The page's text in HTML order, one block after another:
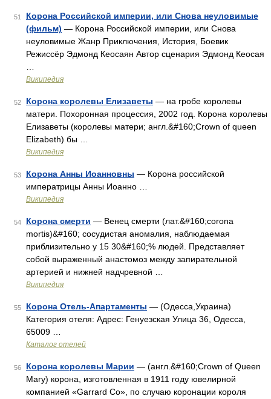
51
Корона Российской империи, или Снова неуловимые
(фильм) — Корона Российской империи, или Снова
неуловимые Жанр Приключения, История, Боевик
Режиссёр Эдмонд Кеосаян Автор сценария Эдмонд Кеосая
Википедия
52 Корона королевы Елизаветы — на гробе королевы
матери. Похоронная процессия, 2002 год. Корона королевы
Елизаветы (королевы матери; англ.&#160;Crown of queen
Elizabeth) бы …
Википедия
53 Корона Анны Иоанновны — Корона российской
императрицы Анны Иоанно …
Википедия
54 Корона смерти — Венец смерти (лат.&#160;corona
mortis)&#160; сосудистая аномалия, наблюдаемая
приблизительно у 15 30&#160;% людей. Представляет
собой выраженный анастомоз между запирательной
артерией и нижней надчревной …
Википедия
55 Корона Отель-Апартаменты — (Одесса,Украина)
Категория отеля: Адрес: Генуезская Улица 36, Одесса,
65009 …
Каталог отелей
56 Корона королевы Марии — (англ.&#160;Crown of Queen
Mary) корона, изготовленная в 1911 году ювелирной
компанией «Garrard Co», по случаю коронации короля